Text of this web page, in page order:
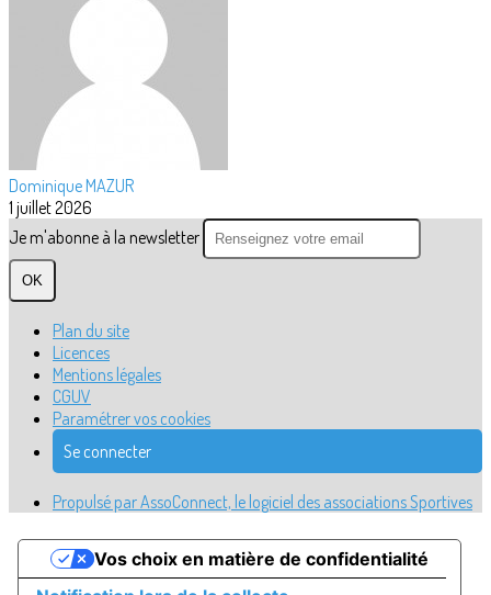
Dominique MAZUR
1 juillet 2026
Je m'abonne à la newsletter
OK
Plan du site
Licences
Mentions légales
CGUV
Paramétrer vos cookies
Se connecter
Propulsé par AssoConnect, le logiciel des associations Sportives
Vos choix en matière de confidentialité